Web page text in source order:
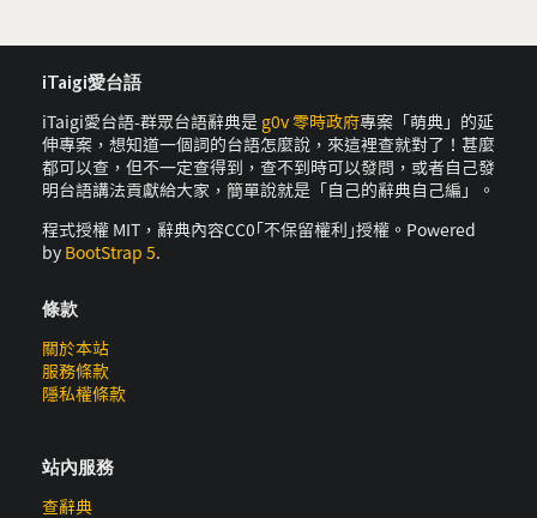
iTaigi愛台語
iTaigi愛台語-群眾台語辭典是 g0v 零時政府專案「萌典」的延
伸專案，想知道一個詞的台語怎麼說，來這裡查就對了！甚麼
都可以查，但不一定查得到，查不到時可以發問，或者自己發
明台語講法貢獻給大家，簡單說就是「自己的辭典自己編」。
程式授權 MIT，辭典內容CC0｢不保留權利｣授權。Powered
by BootStrap 5.
條款
關於本站
服務條款
隱私權條款
站內服務
查辭典